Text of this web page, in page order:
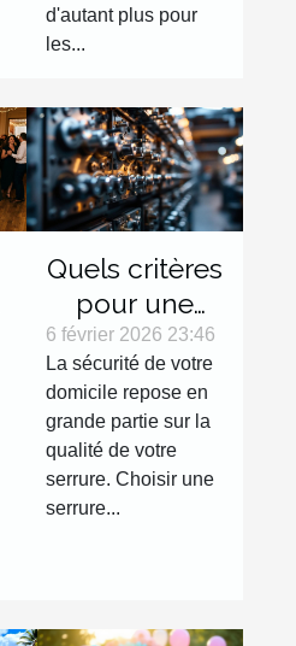
d'autant plus pour
les...
Quels critères
pour une
serrure haute
sécurité
efficace ?
6 février 2026 23:46
La sécurité de votre
domicile repose en
grande partie sur la
qualité de votre
serrure. Choisir une
serrure...